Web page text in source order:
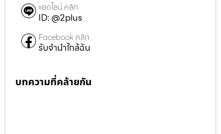
แอดไลน์ คลิก
ID: @2plus
Facebook คลิก
รับจำนำใกล้ฉัน
บทความที่คล้ายกัน